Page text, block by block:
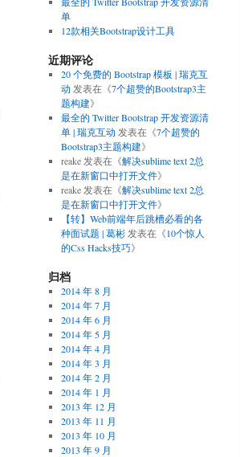
单
12款相关Bootstrap设计工具
近期评论
20 个免费的 Bootstrap 模板 | 瑞克互
动 发表在《7个超赞的Bootstrap3主
题构建》
最全的 Twitter Bootstrap 开发资源清
单 | 瑞克互动 发表在《7个超赞的
Bootstrap3主题构建》
reake发表在《解决sublime text 2总
是在新窗口中打开文件》
reake发表在《解决sublime text 2总
是在新窗口中打开文件》
【转】Web前端年后跳槽必看的各
种面试题 | 葛彬发表在《10个惊人
的Css Hacks技巧》
归档
2014 年 8 月
2014 年 7 月
2014 年 6 月
2014 年 5 月
2014 年 4 月
2014 年 3 月
2014 年 2 月
2014 年 1 月
2013 年 12 月
2013 年 11 月
2013 年 10 月
2013 年 9 月